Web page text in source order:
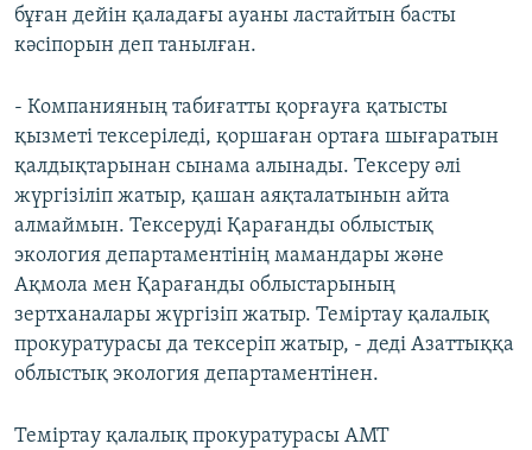
бұған дейін қаладағы ауаны ластайтын басты
кәсіпорын деп танылған.
- Компанияның табиғатты қорғауға қатысты
қызметі тексеріледі, қоршаған ортаға шығаратын
қалдықтарынан сынама алынады. Тексеру әлі
жүргізіліп жатыр, қашан аяқталатынын айта
алмаймын. Тексеруді Қарағанды облыстық
экология департаментінің мамандары және
Ақмола мен Қарағанды облыстарының
зертханалары жүргізіп жатыр. Теміртау қалалық
прокуратурасы да тексеріп жатыр, - деді Азаттыққа
облыстық экология департаментінен.
Теміртау қалалық прокуратурасы АМТ